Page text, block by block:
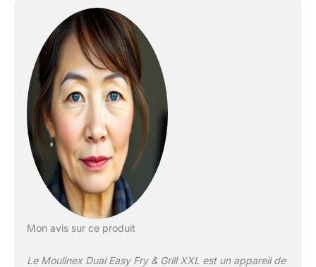
Mon avis sur ce produit
Le Moulinex Dual Easy Fry & Grill XXL est un appareil de